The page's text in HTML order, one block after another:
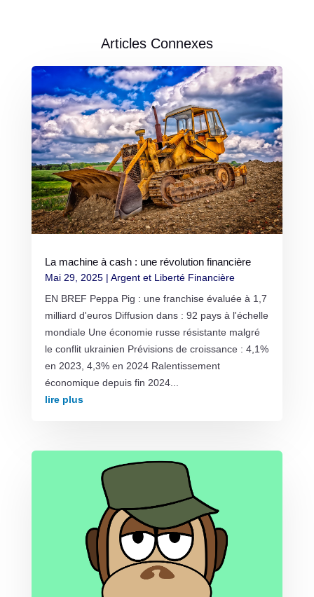
Articles Connexes
La machine à cash : une révolution financière
Mai 29, 2025| Argent et Liberté Financière
EN BREF Peppa Pig : une franchise évaluée à 1,7
milliard d'euros Diffusion dans : 92 pays à l'échelle
mondiale Une économie russe résistante malgré
le conflit ukrainien Prévisions de croissance : 4,1%
en 2023, 4,3% en 2024 Ralentissement
économique depuis fin 2024...
lire plus